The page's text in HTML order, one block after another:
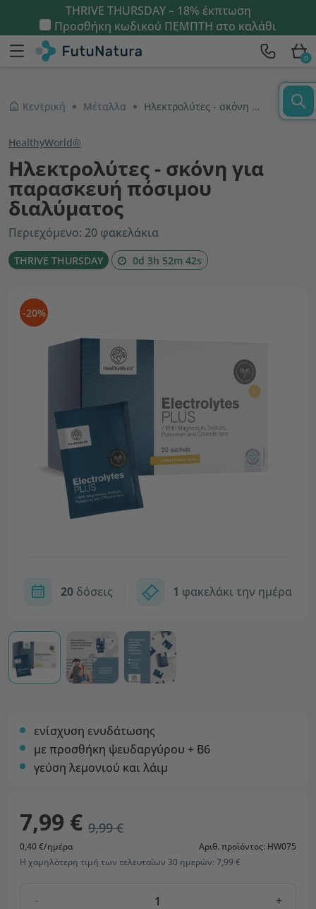
THRIVE THURSDAY – 18% έκπτωση
Προσθήκη κωδικού ΠΕΜΠΤΗ στο καλάθι
0
Κεντρική Μέταλλα Ηλεκτρολύτες - σκόνη για παρασκευή πόσιμου διαλύματος
HealthyWorld®
Ηλεκτρολύτες - σκόνη για
παρασκευή πόσιμου
διαλύματος
Περιεχόμενο: 20 φακελάκια
THRIVE THURSDAY 0d 3h 52m 42s
-20%
20 δόσεις 1 φακελάκι την ημέρα
ενίσχυση ενυδάτωσης
με προσθήκη ψευδαργύρου + B6
γεύση λεμονιού και λάιμ
7,99 € 9,99 €
0,40 €/ημέρα
Αριθ. προϊόντος: HW075
Η χαμηλότερη τιμή των τελευταίων 30 ημερών: 7,99 €
- +